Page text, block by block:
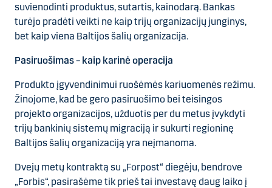
suvienodinti produktus, sutartis, kainodarą. Bankas
turėjo pradėti veikti ne kaip trijų organizacijų junginys,
bet kaip viena Baltijos šalių organizacija.
Pasiruošimas – kaip karinė operacija
Produkto įgyvendinimui ruošėmės kariuomenės režimu.
Žinojome, kad be gero pasiruošimo bei teisingos
projekto organizacijos, užduotis per du metus įvykdyti
trijų bankinių sistemų migraciją ir sukurti regioninę
Baltijos šalių organizaciją yra neįmanoma.
Dvejų metų kontraktą su „Forpost“ diegėju, bendrove
„Forbis“, pasirašėme tik prieš tai investavę daug laiko į